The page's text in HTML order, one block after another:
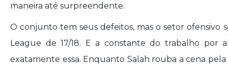
maneira até surpreendente.
O conjunto tem seus defeitos, mas o setor ofensivo
League de 17/18. E a constante do trabalho por
exatamente essa. Enquanto Salah rouba a cena